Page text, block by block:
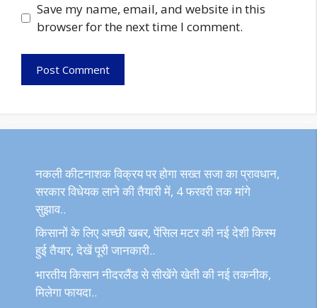
Save my name, email, and website in this
browser for the next time I comment.
नकली कीटनाशक विक्रय पर होगा सख्त सजा का प्रावधान,
सरकार विधेयक लाने की तैयारी में, 4 फरवरी तक मांगे
सुझाव..
किसानों के लिए अच्छी खबर, पेंसिल मटर की नई देशी किस्म
हुई तैयार, देखें पूरी जानकारी..
भारतीय किसान नीदरलैंड से सीखेंगे खेती की नई तकनीक,
मिलेगा फायदा..